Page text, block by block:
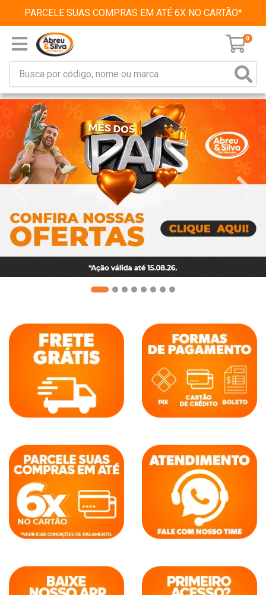
PARCELE SUAS COMPRAS EM ATÉ 6X NO CARTÃO*
0